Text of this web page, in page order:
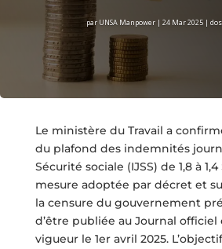
par UNSA Manpower| 24 Mar 2025|
Le ministère du Travail a
du plafond des indemnités
Sécurité sociale (IJSS) de 1,8 à
mesure adoptée par décret et
la censure du gouvernement
d’être publiée au Journal
vigueur le 1er avril 2025.